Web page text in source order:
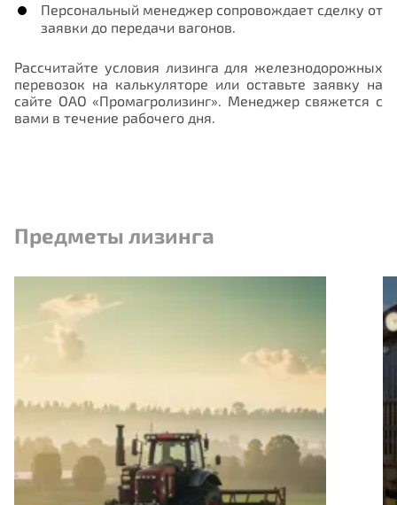
Персональный менеджер сопровождает сделку от
заявки до передачи вагонов.
Рассчитайте условия лизинга для железнодорожных
перевозок на калькуляторе или оставьте заявку на
сайте ОАО «Промагролизинг». Менеджер свяжется с
вами в течение рабочего дня.
Предметы лизинга